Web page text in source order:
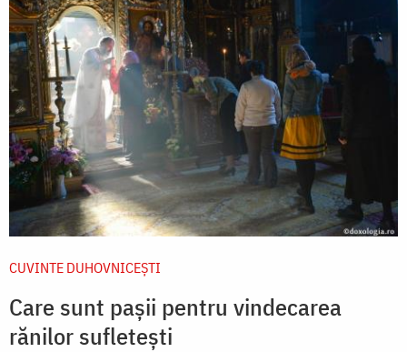
CUVINTE DUHOVNICEȘTI
Care sunt pașii pentru vindecarea
rănilor sufletești